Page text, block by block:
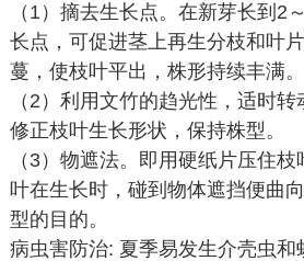
（1）摘去生长点。在新芽长到2
长点，可促进茎上再生分枝和叶
蔓，使枝叶平出，株形持续丰满。
（2）利用文竹的趋光性，适时
修正枝叶生长形状，保持株型。
（3）物遮法。即用硬纸片压住
叶在生长时，碰到物体遮挡便曲
型的目的。
病虫害防治: 夏季易发生介壳虫